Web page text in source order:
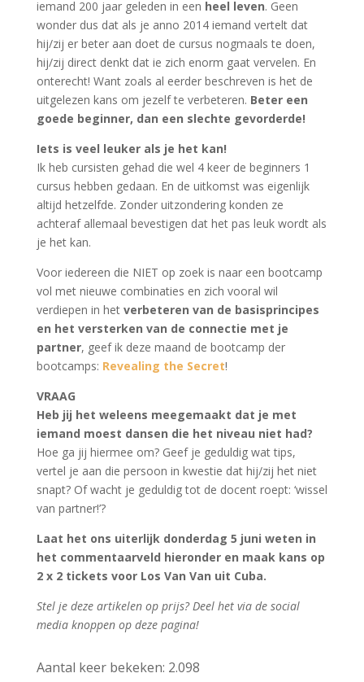
iemand 200 jaar geleden in een heel leven. Geen
wonder dus dat als je anno 2014 iemand vertelt dat
hij/zij er beter aan doet de cursus nogmaals te doen,
hij/zij direct denkt dat ie zich enorm gaat vervelen. En
onterecht! Want zoals al eerder beschreven is het de
uitgelezen kans om jezelf te verbeteren. Beter een
goede beginner, dan een slechte gevorderde!
Iets is veel leuker als je het kan!
Ik heb cursisten gehad die wel 4 keer de beginners 1
cursus hebben gedaan. En de uitkomst was eigenlijk
altijd hetzelfde. Zonder uitzondering konden ze
achteraf allemaal bevestigen dat het pas leuk wordt als
je het kan.
Voor iedereen die NIET op zoek is naar een bootcamp
vol met nieuwe combinaties en zich vooral wil
verdiepen in hetverbeteren van de basisprincipes
en het versterken van de connectie met je
partner, geef ik deze maand de bootcamp der
bootcamps: Revealing the Secret!
VRAAG
Heb jij het weleens meegemaakt dat je met
iemand moest dansen die het niveau niet had?
Hoe ga jij hiermee om? Geef je geduldig wat tips,
vertel je aan die persoon in kwestie dat hij/zij het niet
snapt? Of wacht je geduldig tot de docent roept: ‘wissel
van partner!’?
Laat het ons uiterlijk donderdag 5 juni weten in
het commentaarveld hieronder en maak kans op
2 x 2 tickets voor Los Van Van uit Cuba.
Stel je deze artikelen op prijs? Deel het via de social
media knoppen op deze pagina!
Aantal keer bekeken: 2.098